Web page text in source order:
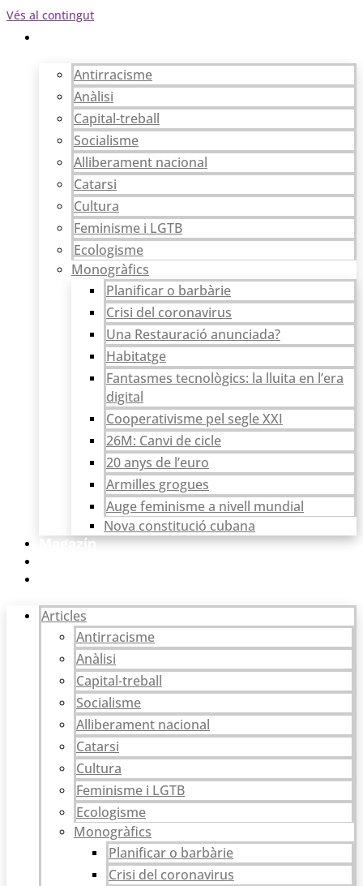
Vés al contingut
Antirracisme
Anàlisi
Capital-treball
Socialisme
Alliberament nacional
Catarsi
Cultura
Feminisme i LGTB
Ecologisme
Monogràfics
Planificar o barbàrie
Crisi del coronavirus
Una Restauració anunciada?
Habitatge
Fantasmes tecnològics: la lluita en l’era
digital
Cooperativisme pel segle XXI
26M: Canvi de cicle
20 anys de l’euro
Armilles grogues
Auge feminisme a nivell mundial
Nova constitució cubana
Magazín
Articles
Antirracisme
Anàlisi
Capital-treball
Socialisme
Alliberament nacional
Catarsi
Cultura
Feminisme i LGTB
Ecologisme
Monogràfics
Planificar o barbàrie
Crisi del coronavirus